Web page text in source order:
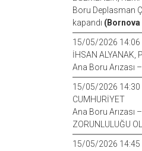
Boru Deplasman
kapandı
15/05/2026
İHSAN ALYANAK,
Ana Boru Arızası
15/05/2026
CUMHURİYET
Ana Boru Arızası
ZORUNLULUĞU
15/05/2026